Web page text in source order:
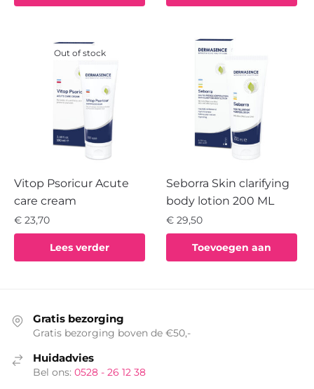
Out of stock
Vitop Psoricur Acute
care cream
€ 23,70
Lees verder
Seborra Skin clarifying
body lotion 200 ML
€ 29,50
Toevoegen aan
Gratis bezorging
Gratis bezorging boven de €50,-
Huidadvies
Bel ons: 0528 - 26 12 38